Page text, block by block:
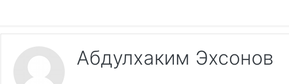
Абдулхаким Эхсонов